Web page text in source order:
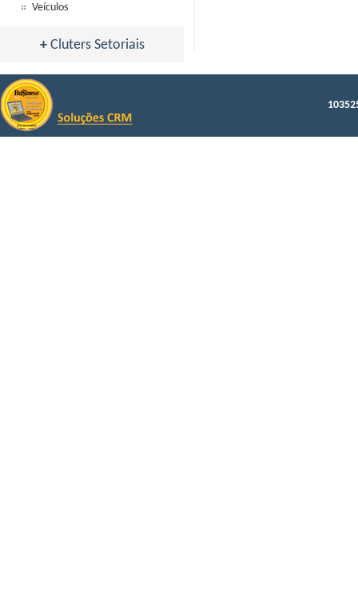
Veículos
+Cluters Setoriais